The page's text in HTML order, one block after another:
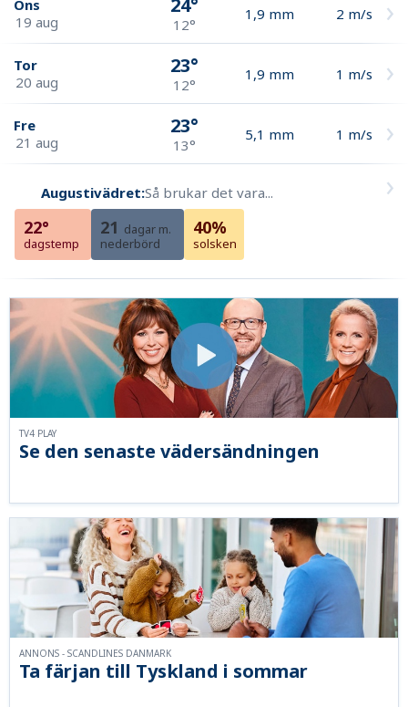
Ons
19 aug
24°
12°
1,9 mm 2 m/s
Tor
20 aug
23°
12°
1,9 mm 1 m/s
Fre
21 aug
23°
13°
5,1 mm 1 m/s
Augustivädret:Så brukar det vara...
22°
dagstemp
21 dagar m.
nederbörd
40%
solsken
Se den senaste vädersändningen
TV4 PLAY
Ta färjan till Tyskland i sommar
ANNONS - SCANDLINES DANMARK